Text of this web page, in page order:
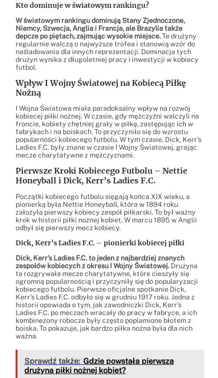
Kto dominuje w światowym rankingu?
W światowym rankingu dominują Stany Zjednoczone,
Niemcy, Szwecja, Anglia i Francja, ale Brazylia także
depcze po piętach, zajmując wysokie miejsce.Te drużyny
regularnie walczą o najwyższe trofea i stanowią wzór do
naśladowania dla innych reprezentacji. Dominacja tych
drużyn wynika z długoletniej pracy i inwestycji w kobiecy
futbol.
Wpływ I Wojny Światowej na Kobiecą Piłkę
Nożną
I Wojna Światowa miała paradoksalny wpływ na rozwój
kobiecej piłki nożnej. W czasie, gdy mężczyźni walczyli na
froncie, kobiety chętniej grały w piłkę, zastępując ich w
fabrykach i na boiskach. To przyczyniło się do wzrostu
popularności kobiecego futbolu. W tym czasie, Dick, Kerr’s
Ladies F.C. były znane w czasie I Wojny Światowej, grając
mecze charytatywne z mężczyznami.
Pierwsze Kroki Kobiecego Futbolu – Nettie
Honeyball i Dick, Kerr’s Ladies F.C.
Początki kobiecego futbolu sięgają końca XIX wieku, a
pionierką była Nettie Honeyball, która w 1894 roku
założyła pierwszy kobiecy zespół piłkarski. To był ważny
krok w historii piłki nożnej kobiet. W marcu 1895 w Anglii
odbył się pierwszy mecz kobiecy.
Dick, Kerr’s Ladies F.C. – pionierki kobiecej piłki
Dick, Kerr’s Ladies F.C. to jeden z najbardziej znanych
zespołów kobiecych z okresu I Wojny Światowej. Drużyna
ta rozgrywała mecze charytatywne, które cieszyły się
ogromną popularnością i przyczyniły się do popularyzacji
kobiecego futbolu. Pierwsze oficjalne spotkanie Dick,
Kerr’s Ladies F.C. odbyło się w grudniu 1917 roku. Jedna z
historii opowiada o tym, jak zawodniczki Dick, Kerr’s
Ladies F.C. po meczach wracały do pracy w fabryce, a ich
kombinezony robocze były często poplamione błotem z
boiska. To pokazuje, jak bardzo piłka nożna była dla nich
ważna.
Sprawdź także: Gdzie powstała pierwsza
drużyna piłki nożnej kobiet?